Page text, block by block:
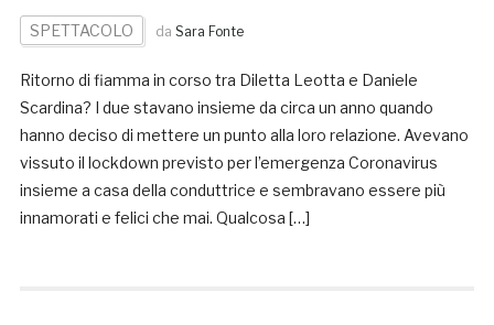
SPETTACOLO da Sara Fonte
Ritorno di fiamma in corso tra Diletta Leotta e Daniele
Scardina? I due stavano insieme da circa un anno quando
hanno deciso di mettere un punto alla loro relazione. Avevano
vissuto il lockdown previsto per l’emergenza Coronavirus
insieme a casa della conduttrice e sembravano essere più
innamorati e felici che mai. Qualcosa […]